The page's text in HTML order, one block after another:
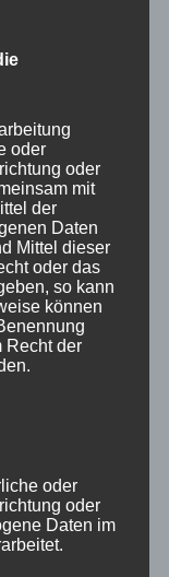
inzwischen
wir
an. Es war
Du ja
vor mir
Tier es
waren.
oder
oder
mit
der
Daten
Mittel dieser
oder das
so kann
können
Recht der
oder
oder
Daten im